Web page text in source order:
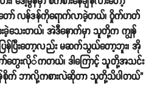
တော် လန်ဒန်ကိုရောက်လာခဲ့တယ်၊ ၀ှိုက်ဟတ်
ခဲ့သေးတယ်၊ အဲဒီနောက်မှာ သူတို့က ကျွန်
ြန်ပြီးတော့လည်း မဆက်သွယ်တော့ဘူး၊ အို
တော်တွေးလို်ကတယ်၊ ဒါကြောင့် သူတို့အသင်း
န်စိုက် ဘာလို့ကစားလဲဆိုတာ သူတို့သိပါတယ်"